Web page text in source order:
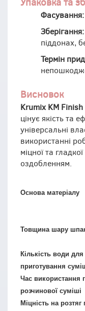
Фасування:
Зберігання:
піддонах,
Термін
Висновок
Krumix KM Finish
цінує якість та
універсальні
використанні
міцної та
оздобленням.
Основа матеріалу
Товщина шару
Кількість води для
приготування
Час використання
розчинової суміші
Міцність на розтяг